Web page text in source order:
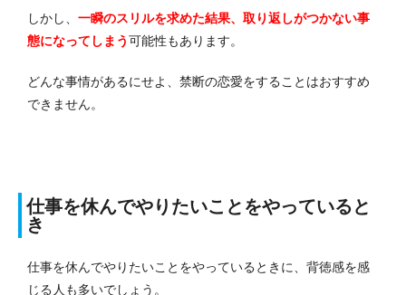
しかし、 一瞬のスリルを求めた結果、取り返しがつかない事
態になってしまう可能性もあります。
どんな事情があるにせよ、禁断の恋愛をすることはおすすめ
できません。
仕事を休んでやりたいことをやっていると
き
仕事を休んでやりたいことをやっているときに、背徳感を感
じる人も多いでしょう。